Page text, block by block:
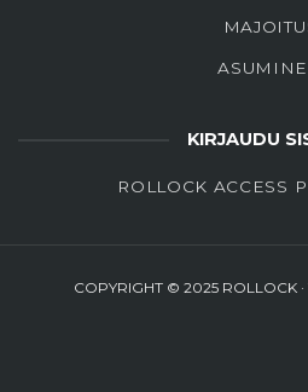
KIRJAUDU
ROLLOCK ACCESS
COPYRIGHT © 2025 ROLLOCK ·